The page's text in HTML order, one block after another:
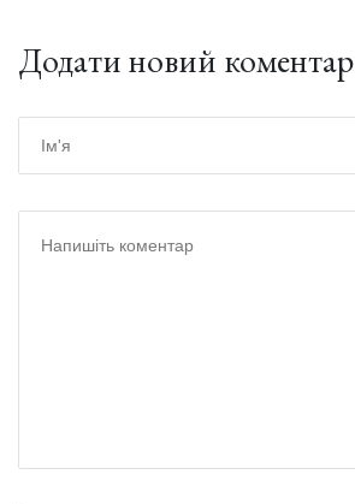
Додати новий коментар